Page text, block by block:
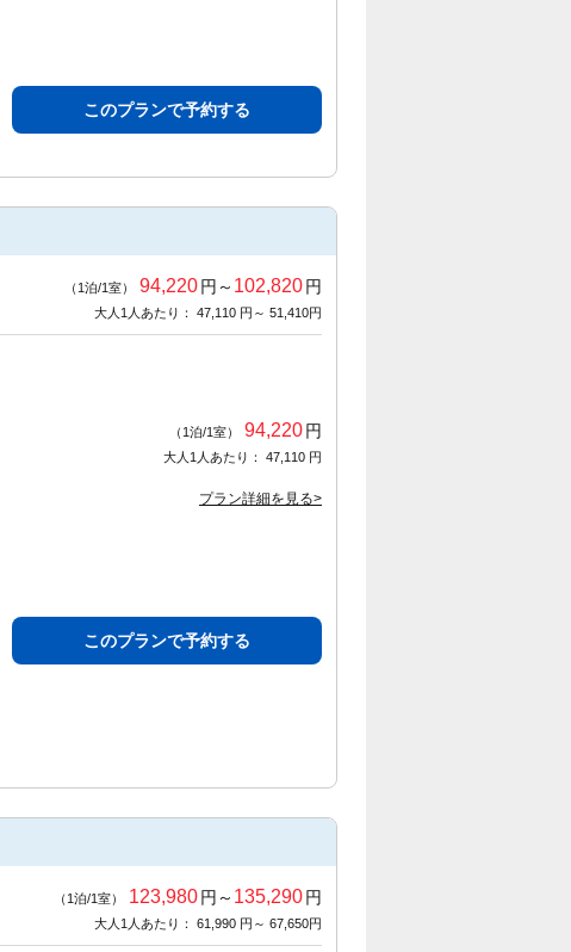
このプランで予約する
（1泊/1室） 94,220円～ 102,820円
大人1人あたり： 47,110 円～ 51,410円
（1泊/1室） 94,220円
大人1人あたり： 47,110 円
プラン詳細を見る>
このプランで予約する
（1泊/1室） 123,980円～ 135,290円
大人1人あたり： 61,990 円～ 67,650円